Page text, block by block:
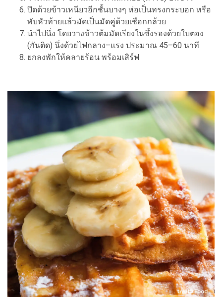
ปิดด้วยข้าวเหนียวอีกชั้นบางๆ ห่อเป็นทรงกระบอก หรือ
พับหัวท้ายแล้วมัดเป็นมัดคู่ด้วยเชือกกล้วย
นำไปนึ่ง โดยวางข้าวต้มมัดเรียงในซึ้งรองด้วยใบตอง
(กันติด) นึ่งด้วยไฟกลาง–แรง ประมาณ 45–60 นาที
ยกลงพักให้คลายร้อน พร้อมเสิร์ฟ